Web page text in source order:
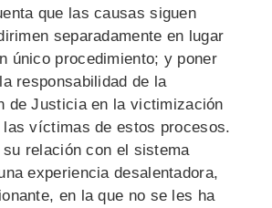
que las causas siguen
separadamente en lugar
único procedimiento; y poner
responsabilidad de la
de Justicia en la victimización
las víctimas de estos procesos.
relación con el sistema
experiencia desalentadora,
en la que no se les ha